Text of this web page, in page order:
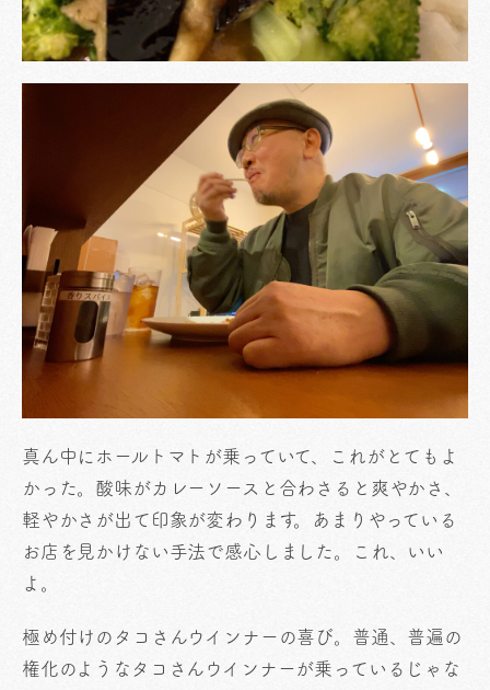
真ん中にホールトマトが乗っていて、これがとてもよ
かった。酸味がカレーソースと合わさると爽やかさ、
軽やかさが出て印象が変わります。あまりやっている
お店を見かけない手法で感心しました。これ、いい
よ。
極め付けのタコさんウインナーの喜び。普通、普遍の
権化のようなタコさんウインナーが乗っているじゃな